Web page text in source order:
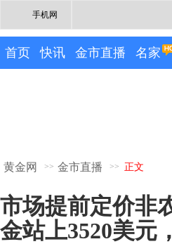
手机网
首页 快讯 金市直播 名家
黄金网 >> 金市直播 >> 正文
市场提前定价非
金站上3520美元